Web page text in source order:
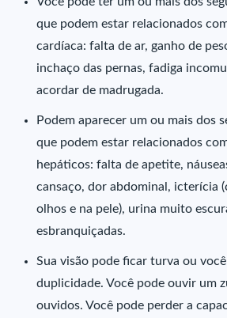
que podem estar relacionados
cardíaca: falta de ar, ganho de
inchaço das pernas, fadiga
acordar de madrugada.
Podem aparecer um ou mais dos
que podem estar relacionados
hepáticos: falta de apetite,
cansaço, dor abdominal, icterícia
olhos e na pele), urina muito
esbranquiçadas.
Sua visão pode ficar turva ou
duplicidade. Você pode ouvir um
ouvidos. Você pode perder a